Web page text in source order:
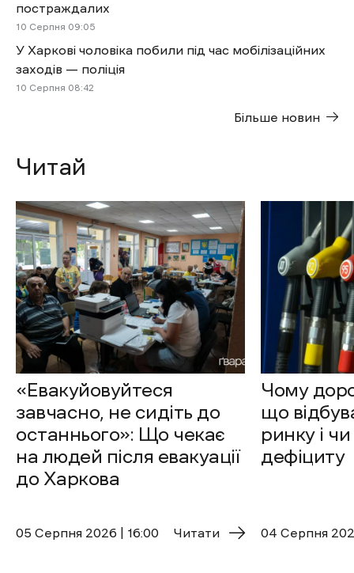
постраждалих
10 Cерпня 09:05
У Харкові чоловіка побили під час мобілізаційних
заходів — поліція
10 Cерпня 08:42
Більше новин
Читай
«Евакуйовуйтеся
завчасно, не сидіть до
останнього»: Що чекає
на людей після евакуації
до Харкова
05 Cерпня 2026 | 16:00 Читати
Чому
що
ринку і
дефіциту
04 Cерпня